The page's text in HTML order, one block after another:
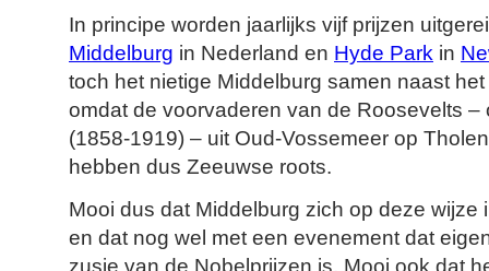
In principe worden jaarlijks vijf prijzen
Middelburg in Nederland en Hyde Park in
toch het nietige Middelburg samen naast
omdat de voorvaderen van de Roosevelts
(1858-1919) – uit Oud-Vossemeer op
hebben dus Zeeuwse roots.
Mooi dus dat Middelburg zich op deze wijze
en dat nog wel met een evenement dat
zusje van de Nobelprijzen is. Mooi ook dat